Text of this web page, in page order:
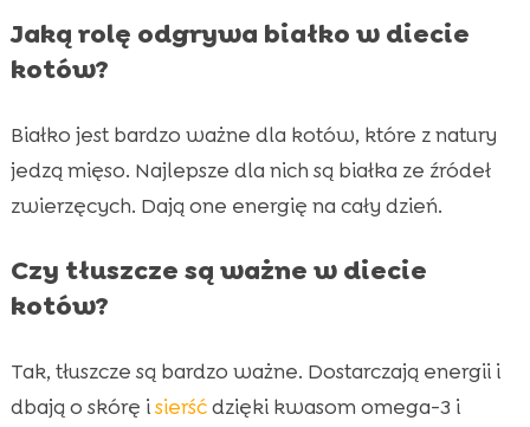
Jaką rolę odgrywa białko w diecie
kotów?
Białko jest bardzo ważne dla kotów, które z natury
jedzą mięso. Najlepsze dla nich są białka ze źródeł
zwierzęcych. Dają one energię na cały dzień.
Czy tłuszcze są ważne w diecie
kotów?
Tak, tłuszcze są bardzo ważne. Dostarczają energii i
dbają o skórę isierśćdzięki kwasom omega-3 i